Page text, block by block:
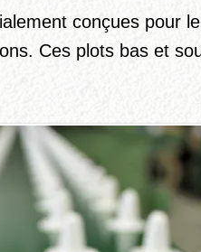
conçues pour
Ces plots bas et